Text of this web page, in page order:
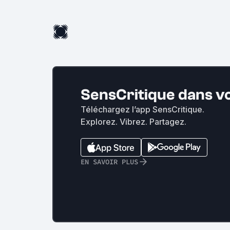
SensCritique dans
Téléchargez l’app SensCritique.
Explorez. Vibrez. Partagez.
EN SAVOIR PLUS